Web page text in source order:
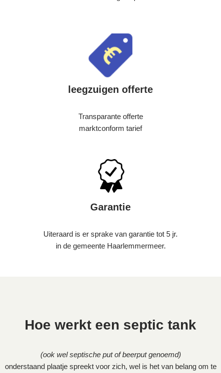
leegzuigen offerte
Transparante offerte
marktconform tarief
Garantie
Uiteraard is er sprake van garantie tot 5 jr.
in de gemeente Haarlemmermeer.
Hoe werkt een septic tank
(ook wel septische put of beerput genoemd)
onderstaand plaatje spreekt voor zich, wel is het van belang om te